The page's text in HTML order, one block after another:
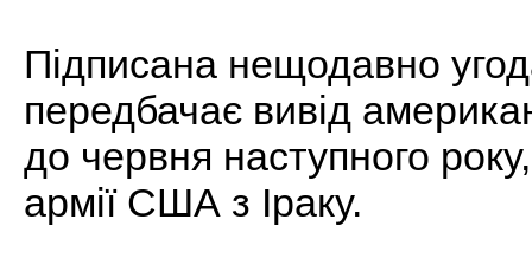
Підписана нещодавно
передбачає вивід
до червня наступного
армії США з Іраку.